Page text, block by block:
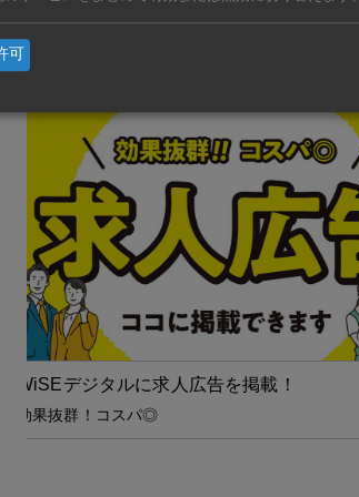
FA（自動化）【在タイ企業・製造業】
可